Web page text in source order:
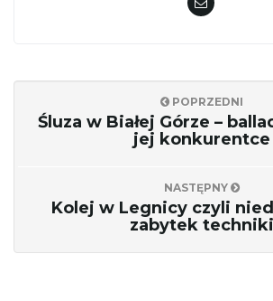
POPRZEDNI
Śluza w Białej Górze –
jej konkurentce
NASTĘPNY
Kolej w Legnicy czyli
zabytek techniki